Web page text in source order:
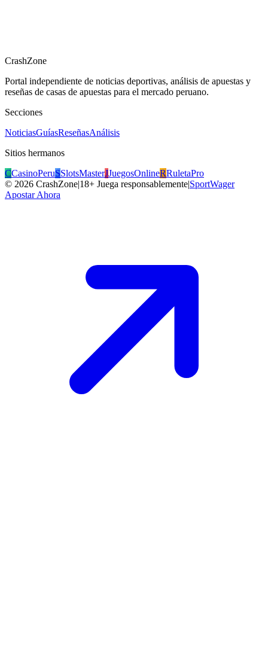
CrashZone
Portal independiente de noticias deportivas, análisis de apuestas y
reseñas de casas de apuestas para el mercado peruano.
Secciones
NoticiasGuíasReseñasAnálisis
Sitios hermanos
CCasinoPeruSSlotsMasterJJuegosOnlineRRuletaPro
© 2026 CrashZone|18+ Juega responsablemente|SportWager
Apostar Ahora